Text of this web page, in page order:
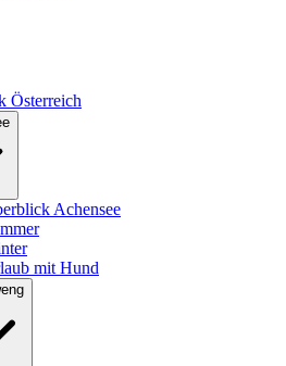
Österreich
Achensee
mit Hund